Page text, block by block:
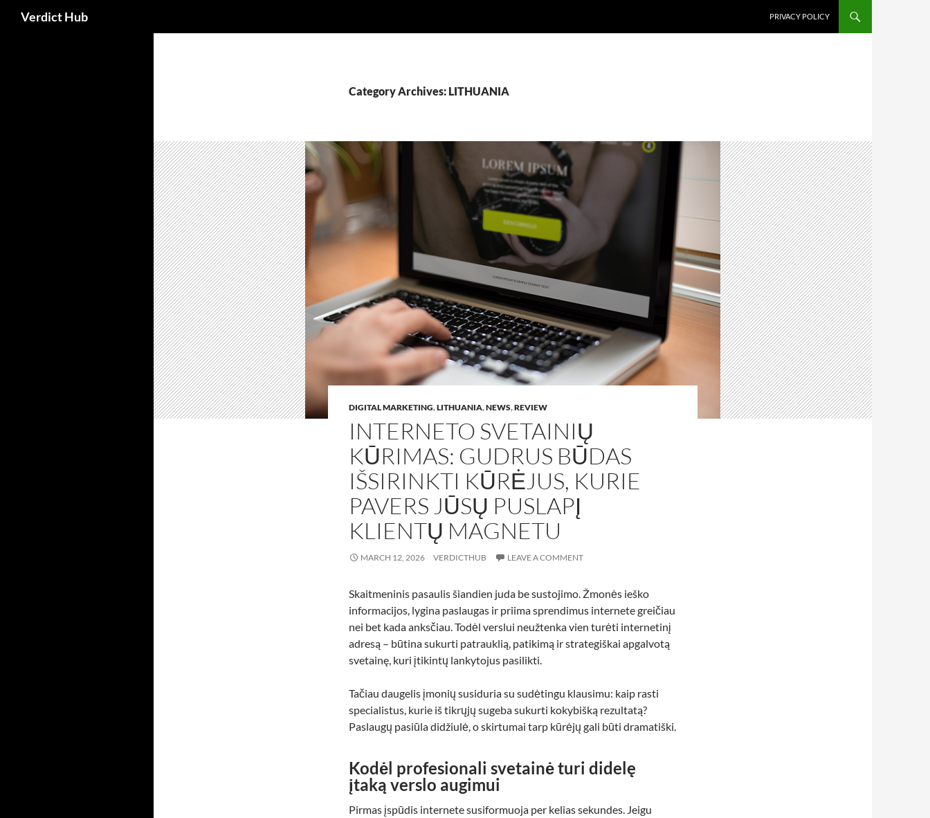
Verdict Hub PRIVACY POLICY
Category Archives: LITHUANIA
DIGITAL MARKETING,LITHUANIA,NEWS,REVIEW
INTERNETO SVETAINIŲ
KŪRIMAS: GUDRUS BŪDAS
IŠSIRINKTI KŪRĖJUS, KURIE
PAVERS JŪSŲ PUSLAPĮ
KLIENTŲ MAGNETU
MARCH 12, 2026 VERDICTHUB LEAVE A COMMENT
Skaitmeninis pasaulis šiandien juda be sustojimo. Žmonės ieško
informacijos, lygina paslaugas ir priima sprendimus internete greičiau
nei bet kada anksčiau. Todėl verslui neužtenka vien turėti internetinį
adresą – būtina sukurti patrauklią, patikimą ir strategiškai apgalvotą
svetainę, kuri įtikintų lankytojus pasilikti.
Tačiau daugelis įmonių susiduria su sudėtingu klausimu: kaip rasti
specialistus, kurie iš tikrųjų sugeba sukurti kokybišką rezultatą?
Paslaugų pasiūla didžiulė, o skirtumai tarp kūrėjų gali būti dramatiški.
Kodėl profesionali svetainė turi didelę
įtaką verslo augimui
Pirmas įspūdis internete susiformuoja per kelias sekundes. Jeigu